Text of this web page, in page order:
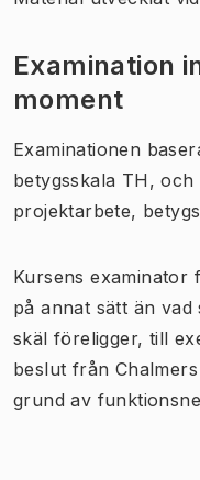
Examination
moment
Examinationen
betygsskala TH,
projektarbete,
Kursens examinator
på annat sätt än vad
skäl föreligger, till
beslut från
grund av